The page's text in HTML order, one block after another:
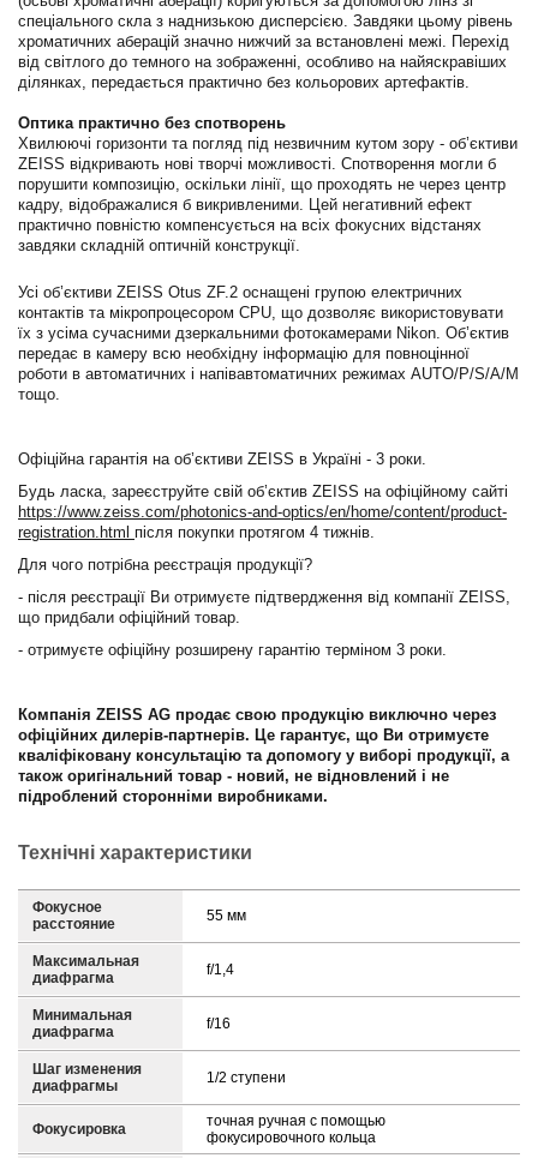
спеціального скла з наднизькою дисперсією. Завдяки цьому рівень
хроматичних аберацій значно нижчий за встановлені межі. Перехід
від світлого до темного на зображенні, особливо на найяскравіших
ділянках, передається практично без кольорових артефактів.
Оптика практично без спотворень
Хвилюючі горизонти та погляд під незвичним кутом зору - об’єктиви
ZEISS відкривають нові творчі можливості. Спотворення могли б
порушити композицію, оскільки лінії, що проходять не через центр
кадру, відображалися б викривленими. Цей негативний ефект
практично повністю компенсується на всіх фокусних відстанях
завдяки складній оптичній конструкції.
Усі об’єктиви ZEISS Otus ZF.2 оснащені групою електричних
контактів та мікропроцесором CPU, що дозволяє використовувати
їх з усіма сучасними дзеркальними фотокамерами Nikon. Об’єктив
передає в камеру всю необхідну інформацію для повноцінної
роботи в автоматичних і напівавтоматичних режимах AUTO/P/S/A/M
тощо.
Офіційна гарантія на об’єктиви ZEISS в Україні - 3 роки.
Будь ласка, зареєструйте свій об’єктив ZEISS на офіційному сайті
https://www.zeiss.com/photonics-and-optics/en/home/content/product-
registration.html після покупки протягом 4 тижнів.
Для чого потрібна реєстрація продукції?
- після реєстрації Ви отримуєте підтвердження від компанії ZEISS,
що придбали офіційний товар.
- отримуєте офіційну розширену гарантію терміном 3 роки.
Компанія ZEISS AG продає свою продукцію виключно через
офіційних дилерів-партнерів. Це гарантує, що Ви отримуєте
кваліфіковану консультацію та допомогу у виборі продукції, а
також оригінальний товар - новий, не відновлений і не
підроблений сторонніми виробниками.
Технічні характеристики
Фокусное
расстояние
55 мм
Максимальная
диафрагма
f/1,4
Минимальная
диафрагма
f/16
Шаг изменения
диафрагмы
1/2 ступени
Фокусировка
точная ручная с помощью
фокусировочного кольца